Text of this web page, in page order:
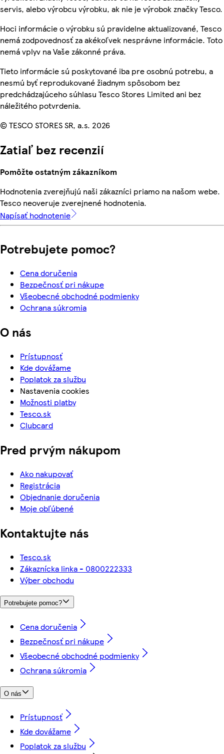
servis, alebo výrobcu výrobku, ak nie je výrobok značky Tesco.
Hoci informácie o výrobku sú pravidelne aktualizované, Tesco
nemá zodpovednosť za akékoľvek nesprávne informácie. Toto
nemá vplyv na Vaše zákonné práva.
Tieto informácie sú poskytované iba pre osobnú potrebu, a
nesmú byť reprodukované žiadnym spôsobom bez
predchádzajúceho súhlasu Tesco Stores Limited ani bez
náležitého potvrdenia.
© TESCO STORES SR, a.s. 2026
Zatiaľ bez recenzií
Pomôžte ostatným zákazníkom
Hodnotenia zverejňujú naši zákazníci priamo na našom webe.
Tesco neoveruje zverejnené hodnotenia.
Napísať hodnotenie
Potrebujete pomoc?
Cena doručenia
Bezpečnosť pri nákupe
Všeobecné obchodné podmienky
Ochrana súkromia
O nás
Prístupnosť
Kde dovážame
Poplatok za službu
Nastavenia cookies
Možnosti platby
Tesco.sk
Clubcard
Pred prvým nákupom
Ako nakupovať
Registrácia
Objednanie doručenia
Moje obľúbené
Kontaktujte nás
Tesco.sk
Zákaznícka linka - 0800222333
Výber obchodu
Potrebujete pomoc?
Cena doručenia
Bezpečnosť pri nákupe
Všeobecné obchodné podmienky
Ochrana súkromia
O nás
Prístupnosť
Kde dovážame
Poplatok za službu